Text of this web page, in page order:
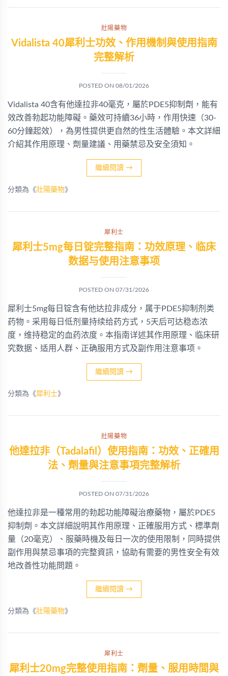
壯陽藥物
Vidalista 40犀利士功效、作用機制與使用指南
完整解析
POSTED ON 08/01/2026
Vidalista 40含有他達拉非40毫克，屬於PDE5抑制劑，能有
效改善勃起功能障礙。藥效可持續36小時，作用快速（30-
60分鐘起效），為男性提供更自然的性生活體驗。本文詳細
介紹其作用原理、劑量建議、用藥禁忌及安全須知。
繼續閱讀 →
分類為《壯陽藥物》
犀利士
犀利士5mg每日锭完整指南：功效原理、临床
数据与使用注意事项
POSTED ON 07/31/2026
犀利士5mg每日锭含有他达拉非成分，属于PDE5抑制剂类
药物。采用每日低剂量持续给药方式，5天后可达稳态浓
度，维持稳定的血药浓度。本指南详述其作用原理、临床研
究数据、适用人群、正确服用方式及副作用注意事项。
繼續閱讀 →
分類為《犀利士》
壯陽藥物
他達拉非（Tadalafil）使用指南：功效、正確用
法、劑量與注意事項完整解析
POSTED ON 07/31/2026
他達拉非是一種常用的勃起功能障礙治療藥物，屬於PDE5
抑制劑。本文詳細說明其作用原理、正確服用方式、標準劑
量（20毫克）、服藥時機及每日一次的使用限制，同時提供
副作用與禁忌事項的完整資訊，協助有需要的男性安全有效
地改善性功能問題。
繼續閱讀 →
分類為《壯陽藥物》
犀利士
犀利士20mg完整使用指南：劑量、服用時間與